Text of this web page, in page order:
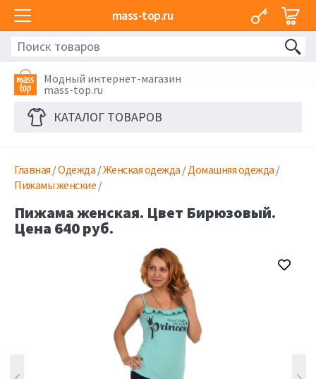
mass-top.ru
Модный интернет-магазин
mass-top.ru
КАТАЛОГ ТОВАРОВ
Главная /Одежда /Женская одежда /Домашняя одежда /
Пижамы женские /
Пижама женская. Цвет Бирюзовый.
Цена 640 руб.